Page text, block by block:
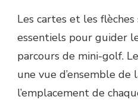
Les cartes et les
essentiels pour guider
parcours de mini-golf.
une vue d’ensemble
l’emplacement de